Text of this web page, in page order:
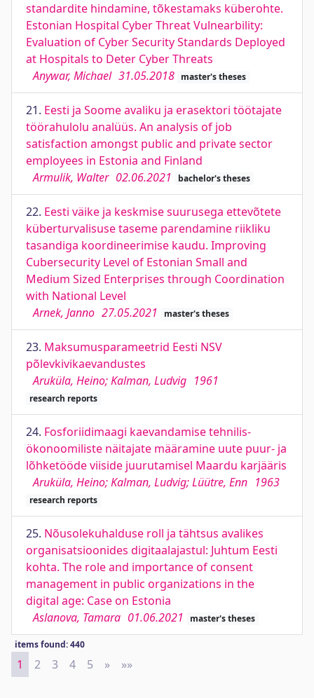
standardite hindamine, tõkestamaks küberohte.
Estonian Hospital Cyber Threat Vulnearbility:
Evaluation of Cyber Security Standards Deployed
at Hospitals to Deter Cyber Threats
Anywar, Michael 31.05.2018 master's theses
21. Eesti ja Soome avaliku ja erasektori töötajate
töörahulolu analüüs. An analysis of job
satisfaction amongst public and private sector
employees in Estonia and Finland
Armulik, Walter 02.06.2021 bachelor's theses
22. Eesti väike ja keskmise suurusega ettevõtete
küberturvalisuse taseme parendamine riikliku
tasandiga koordineerimise kaudu. Improving
Cubersecurity Level of Estonian Small and
Medium Sized Enterprises through Coordination
with National Level
Arnek, Janno 27.05.2021 master's theses
23. Maksumusparameetrid Eesti NSV
põlevkivikaevandustes
Aruküla, Heino; Kalman, Ludvig 1961
research reports
24. Fosforiidimaagi kaevandamise tehnilis-
ökonoomiliste näitajate määramine uute puur- ja
lõhketööde viiside juurutamisel Maardu karjääris
Aruküla, Heino; Kalman, Ludvig; Lüütre, Enn 1963
research reports
25. Nõusolekuhalduse roll ja tähtsus avalikes
organisatsioonides digitaalajastul: Juhtum Eesti
kohta. The role and importance of consent
management in public organizations in the
digital age: Case on Estonia
Aslanova, Tamara 01.06.2021 master's theses
items found: 440
1 2 3 4 5 » Next
»»